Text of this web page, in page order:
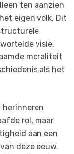
ten aanzien
eigen volk. Dit
visie.
moraliteit
als het
herinneren
rol, maar
aan een
deze eeuw.